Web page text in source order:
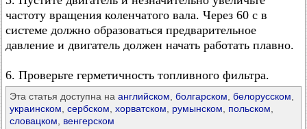
частоту вращения коленчатого вала. Через 60 с в
системе должно образоваться предварительное
давление и двигатель должен начать работать плавно.
6. Проверьте герметичность топливного фильтра.
Эта статья доступна на английском болгарском белорусском
украинском сербском хорватском румынском польском
словацком
венгерском